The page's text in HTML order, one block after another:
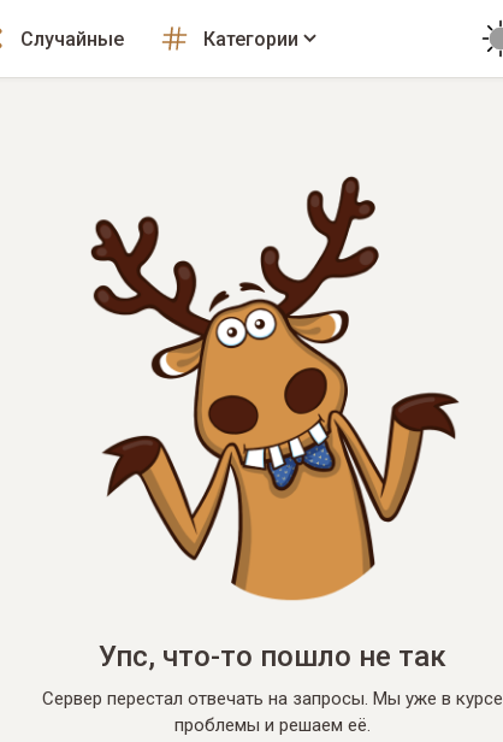
Случайные Категории
Упс, что-то пошло не так
Сервер перестал отвечать на запросы. Мы уже в курсе
проблемы и решаем её.